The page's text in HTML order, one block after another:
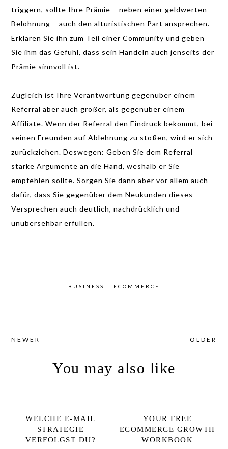
triggern, sollte Ihre Prämie – neben einer geldwerten
Belohnung – auch den alturistischen Part ansprechen.
Erklären Sie ihn zum Teil einer Community und geben
Sie ihm das Gefühl, dass sein Handeln auch jenseits der
Prämie sinnvoll ist.
Zugleich ist Ihre Verantwortung gegenüber einem
Referral aber auch größer, als gegenüber einem
Affiliate. Wenn der Referral den Eindruck bekommt, bei
seinen Freunden auf Ablehnung zu stoßen, wird er sich
zurückziehen. Deswegen: Geben Sie dem Referral
starke Argumente an die Hand, weshalb er Sie
empfehlen sollte. Sorgen Sie dann aber vor allem auch
dafür, dass Sie gegenüber dem Neukunden dieses
Versprechen auch deutlich, nachdrücklich und
unübersehbar erfüllen.
BUSINESS ECOMMERCE
NEWER OLDER
You may also like
WELCHE E-MAIL
STRATEGIE
VERFOLGST DU?
YOUR FREE
ECOMMERCE GROWTH
WORKBOOK